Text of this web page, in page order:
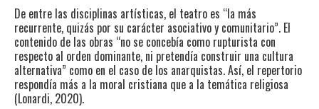
De entre las disciplinas artísticas, el teatro es “la más
recurrente, quizás por su carácter asociativo y comunitario”. El
contenido de las obras “no se concebía como rupturista con
respecto al orden dominante, ni pretendía construir una cultura
alternativa” como en el caso de los anarquistas. Así, el repertorio
respondía más a la moral cristiana que a la temática religiosa
(Lonardi, 2020).